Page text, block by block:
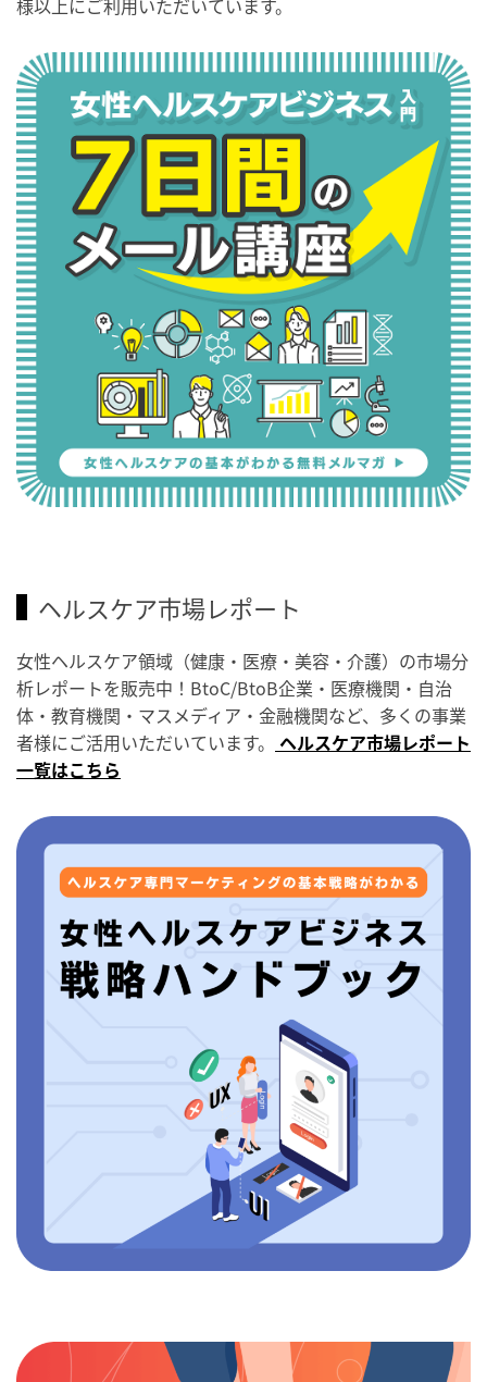
様以上にご利用いただいています。
ヘルスケア市場レポート
女性ヘルスケア領域（健康・医療・美容・介護）の市場分
析レポートを販売中！BtoC/BtoB企業・医療機関・自治
体・教育機関・マスメディア・金融機関など、多くの事業
者様にご活用いただいています。 ヘルスケア市場レポート
一覧はこちら